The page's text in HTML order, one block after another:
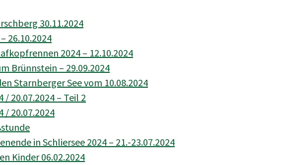
30.11.2024
26.10.2024
2024 – 12.10.2024
Brünnstein – 29.09.2024
Starnberger See vom 10.08.2024
20.07.2024 – Teil 2
/ 20.07.2024
in Schliersee 2024 – 21.-23.07.2024
Kinder 06.02.2024